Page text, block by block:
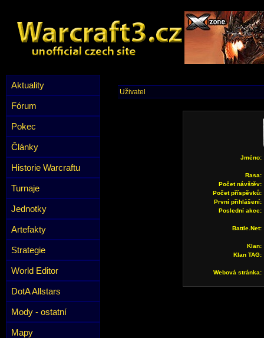
Aktuality
Fórum
Pokec
Články
Historie Warcraftu
Turnaje
Jednotky
Artefakty
Strategie
World Editor
DotA Allstars
Mody - ostatní
Mapy
Uživatel
Jméno:
Rasa:
Počet návštěv:
Počet příspěvků:
První přihlášení:
Poslední akce:
Battle.Net:
Klan:
Klan TAG:
Webová stránka: